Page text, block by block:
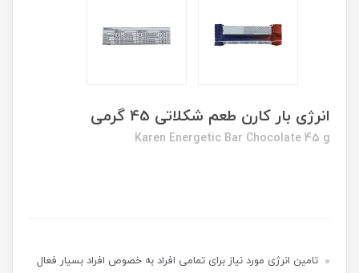
انرژی بار کارن طعم شکلاتی 45 گرمی
Karen Energetic Bar Chocolate 45 g
تامین انرژی مورد نیاز برای تمامی افراد به خصوص افراد بسیار فعال